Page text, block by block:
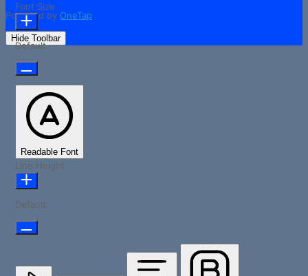
Powered by OneTap
Hide Toolbar
Font Size
Default
Readable Font
Line Height
Default